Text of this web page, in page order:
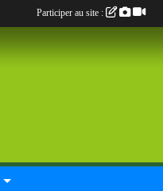
Participer au site :